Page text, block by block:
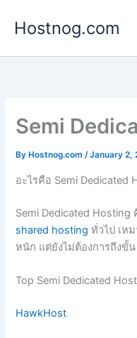
Hostnog.com
Semi
By Hostnog.com/January 2,
อะไรคือ Semi Dedicated
Semi Dedicated Hosting
shared hosting ทั่วไป เห
หนัก แต่ยังไม่ต้องการถึงขั้
Top Semi Dedicated
HawkHost